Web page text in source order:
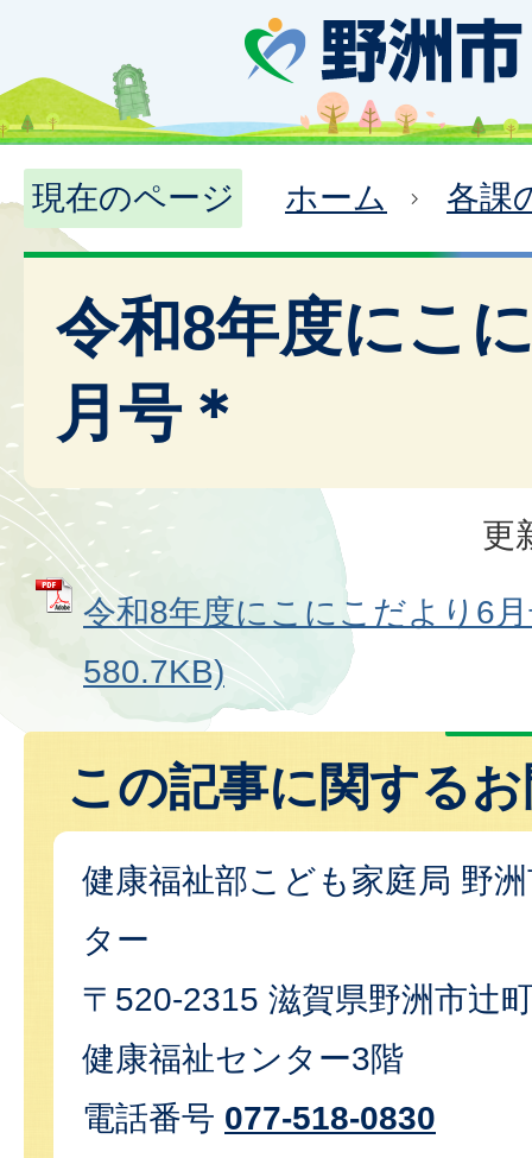
現在のページ ホーム 各課
令和8年度にこ
月号＊
更
令和8年度にこにこだより6
580.7KB)
この記事に関する
健康福祉部こども家庭局 野
ター
〒520-2315 滋賀県野洲市辻
健康福祉センター3階
電話番号 077-518-0830